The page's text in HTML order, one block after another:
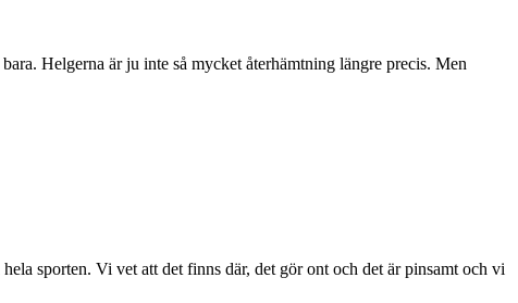
Helgerna är ju inte så mycket återhämtning längre precis. Men
sporten. Vi vet att det finns där, det gör ont och det är pinsamt och vi